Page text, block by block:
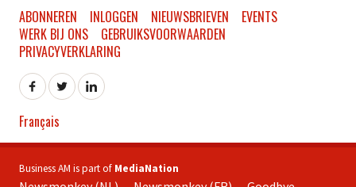
ABONNEREN INLOGGEN NIEUWSBRIEVEN
EVENTS
WERK BIJ ONS
GEBRUIKSVOORWAARDEN
PRIVACYVERKLARING
Français
Business AM is part of MediaNation